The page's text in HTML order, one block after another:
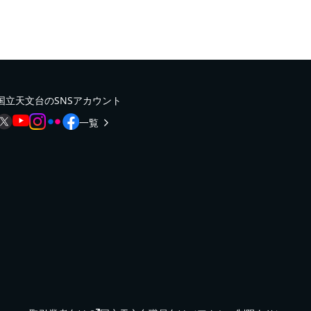
立天文台のSNSアカウント
一覧